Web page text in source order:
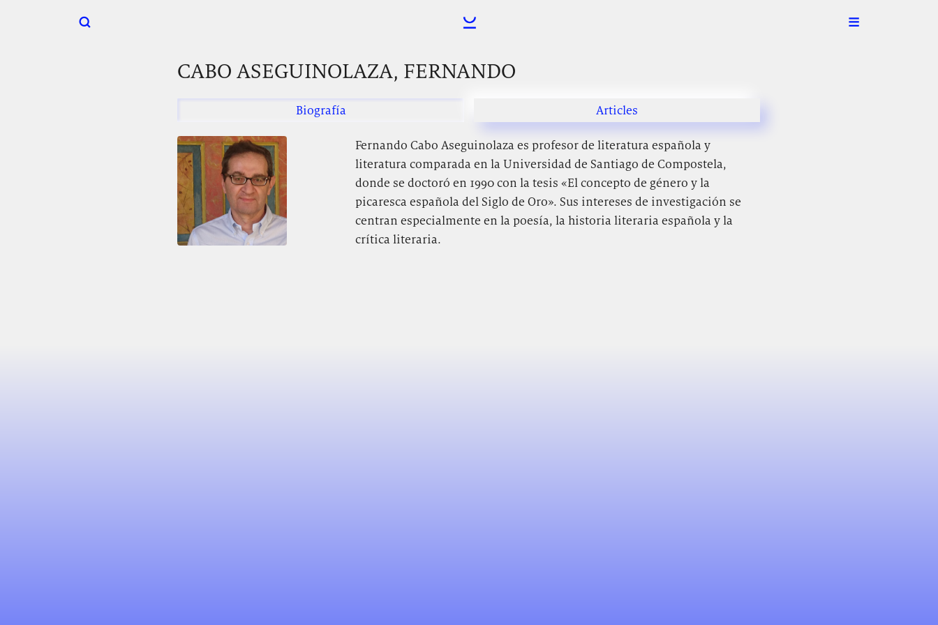
CABO ASEGUINOLAZA, FERNANDO
Biografía Articles
Fernando Cabo Aseguinolaza es profesor de literatura española y
literatura comparada en la Universidad de Santiago de Compostela,
donde se doctoró en 1990 con la tesis «El concepto de género y la
picaresca española del Siglo de Oro». Sus intereses de investigación se
centran especialmente en la poesía, la historia literaria española y la
crítica literaria.